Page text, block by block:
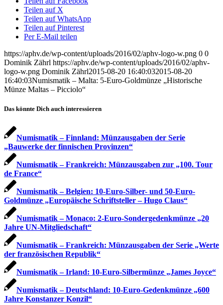
Teilen auf X
Teilen auf WhatsApp
Teilen auf Pinterest
Per E-Mail teilen
https://aphv.de/wp-content/uploads/2016/02/aphv-logo-w.png 0 0
Dominik Zährl https://aphv.de/wp-content/uploads/2016/02/aphv-
logo-w.png Dominik Zährl2015-08-20 16:40:032015-08-20
16:40:03Numismatik – Malta: 5-Euro-Goldmünze „Historische
Münze Maltas – Picciolo“
Das könnte Dich auch interessieren
Numismatik – Finnland: Münzausgaben der Serie
„Bauwerke der finnischen Provinzen“
Numismatik – Frankreich: Münzausgaben zur „100. Tour
de France“
Numismatik – Belgien: 10-Euro-Silber- und 50-Euro-
Goldmünze „Europäische Schriftsteller – Hugo Claus“
Numismatik – Monaco: 2-Euro-Sondergedenkmünze „20
Jahre UN-Mitgliedschaft“
Numismatik – Frankreich: Münzausgaben der Serie „Werte
der französischen Republik“
Numismatik – Irland: 10-Euro-Silbermünze „James Joyce“
Numismatik – Deutschland: 10-Euro-Gedenkmünze „600
Jahre Konstanzer Konzil“